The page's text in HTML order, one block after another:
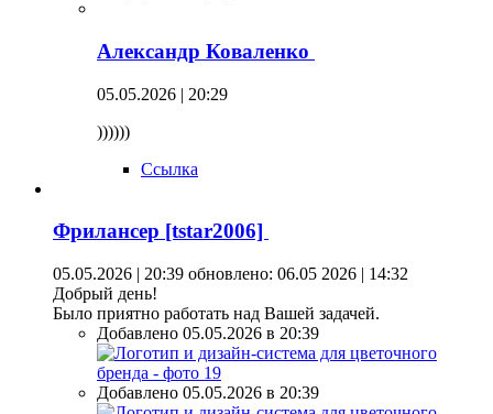
Александр Коваленко
05.05.2026 | 20:29
))))))
Ссылка
Фрилансер [tstar2006]
05.05.2026 | 20:39 обновлено: 06.05 2026 | 14:32
Добрый день!
Было приятно работать над Вашей задачей.
Добавлено 05.05.2026 в 20:39
Добавлено 05.05.2026 в 20:39